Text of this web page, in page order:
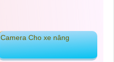
Camera Cho xe nâng